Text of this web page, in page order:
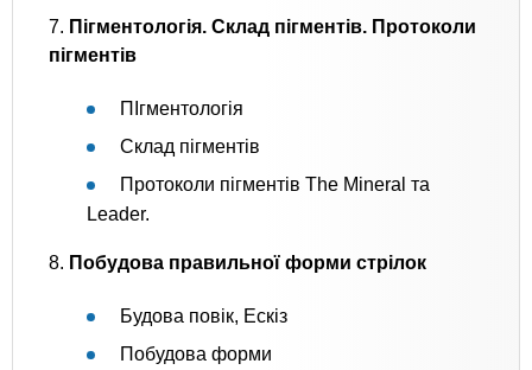
7. Пігментологія. Склад пігментів. Протоколи
пігментів
ПІгментологія
Склад пігментів
Протоколи пігментів The Mineral та
Leader.
8. Побудова правильної форми стрілок
Будова повік, Ескіз
Побудова форми